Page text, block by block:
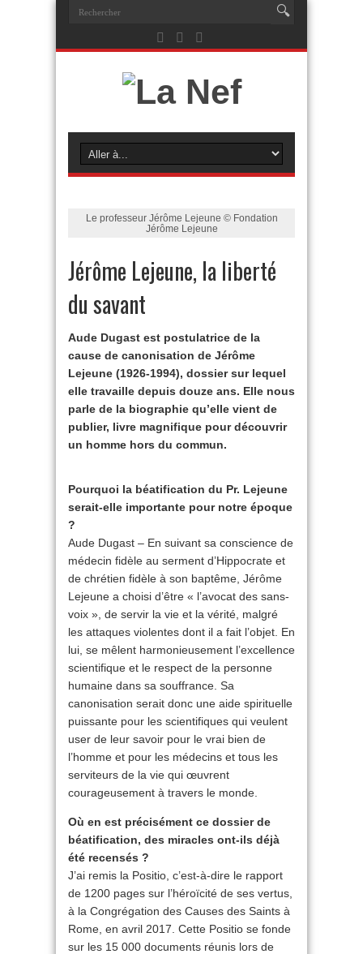
Le professeur Jérôme Lejeune © Fondation
Jérôme Lejeune
Jérôme Lejeune, la liberté
du savant
Aude Dugast est postulatrice de la
cause de canonisation de Jérôme
Lejeune (1926-1994), dossier sur lequel
elle travaille depuis douze ans. Elle nous
parle de la biographie qu’elle vient de
publier, livre magnifique pour découvrir
un homme hors du commun.
Pourquoi la béatification du Pr. Lejeune
serait-elle importante pour notre époque
?
Aude Dugast – En suivant sa conscience de
médecin fidèle au serment d’Hippocrate et
de chrétien fidèle à son baptême, Jérôme
Lejeune a choisi d’être « l’avocat des sans-
voix », de servir la vie et la vérité, malgré
les attaques violentes dont il a fait l’objet. En
lui, se mêlent harmonieusement l’excellence
scientifique et le respect de la personne
humaine dans sa souffrance. Sa
canonisation serait donc une aide spirituelle
puissante pour les scientifiques qui veulent
user de leur savoir pour le vrai bien de
l’homme et pour les médecins et tous les
serviteurs de la vie qui œuvrent
courageusement à travers le monde.
Où en est précisément ce dossier de
béatification, des miracles ont-ils déjà
été recensés ?
J’ai remis la Positio, c’est-à-dire le rapport
de 1200 pages sur l’héroïcité de ses vertus,
à la Congrégation des Causes des Saints à
Rome, en avril 2017. Cette Positio se fonde
sur les 15 000 documents réunis lors de